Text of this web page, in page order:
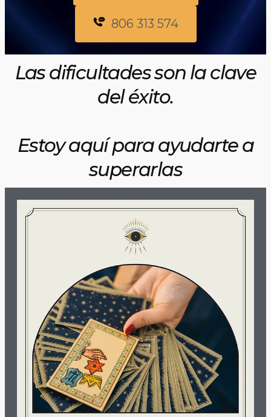
806 313 574
Las dificultades son la clave
del éxito.
Estoy aquí para ayudarte a
superarlas